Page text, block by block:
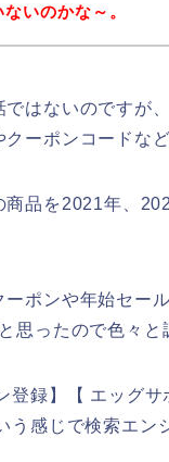
いのかな～。
はないのですが
ーポンコードな
品を2021年、
ポンや年始セー
思ったので色々と
登録】【 エッグ
感じで検索エン